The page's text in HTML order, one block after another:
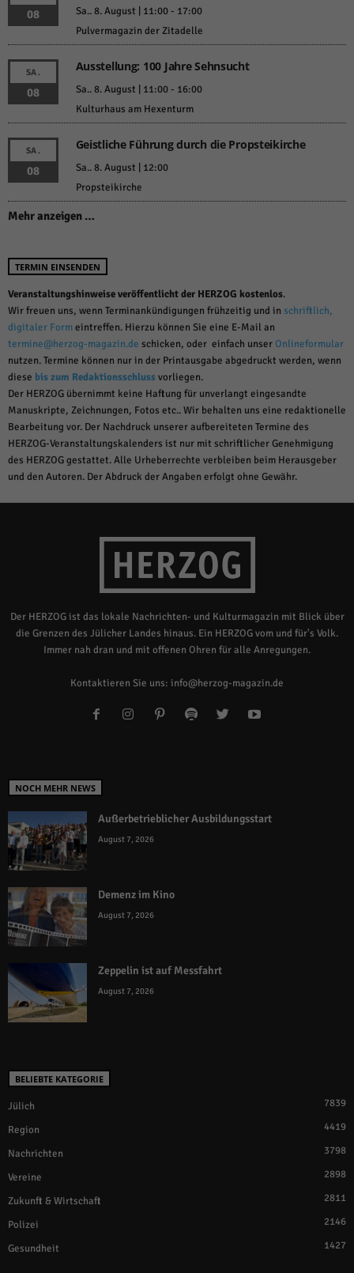
08 Sa.. 8. August | 11:00- 17:00
Pulvermagazin der Zitadelle
SA.
08
Ausstellung: 100 Jahre Sehnsucht
Sa.. 8. August | 11:00- 16:00
Kulturhaus am Hexenturm
SA.
08
Geistliche Führung durch die Propsteikirche
Sa.. 8. August | 12:00
Propsteikirche
Mehr anzeigen …
TERMIN EINSENDEN
Veranstaltungshinweise veröffentlicht der HERZOG kostenlos.
Wir freuen uns, wenn Terminankündigungen frühzeitig und in schriftlich,
digitaler Formeintreffen. Hierzu können Sie eine E-Mail an
termine@herzog-magazin.de schicken, oder einfach unserOnlineformular
nutzen. Termine können nur in der Printausgabe abgedruckt werden, wenn
diese bis zum Redaktionsschlussvorliegen.
Der HERZOG übernimmt keine Haftung für unverlangt eingesandte
Manuskripte, Zeichnungen, Fotos etc.. Wir behalten uns eine redaktionelle
Bearbeitung vor. Der Nachdruck unserer aufbereiteten Termine des
HERZOG-Veranstaltungskalenders ist nur mit schriftlicher Genehmigung
des HERZOG gestattet. Alle Urheberrechte verbleiben beim Herausgeber
und den Autoren. Der Abdruck der Angaben erfolgt ohne Gewähr.
Der HERZOG ist das lokale Nachrichten- und Kulturmagazin mit Blick über
die Grenzen des Jülicher Landes hinaus. Ein HERZOG vom und für's Volk.
Immer nah dran und mit offenen Ohren für alle Anregungen.
Kontaktieren Sie uns: info@herzog-magazin.de
NOCH MEHR NEWS
Außerbetrieblicher Ausbildungsstart
August 7, 2026
Demenz im Kino
August 7, 2026
Zeppelin ist auf Messfahrt
August 7, 2026
BELIEBTE KATEGORIE
Jülich 7839
Region 4419
Nachrichten 3798
Vereine 2898
Zukunft & Wirtschaft 2811
Polizei 2146
Gesundheit 1427